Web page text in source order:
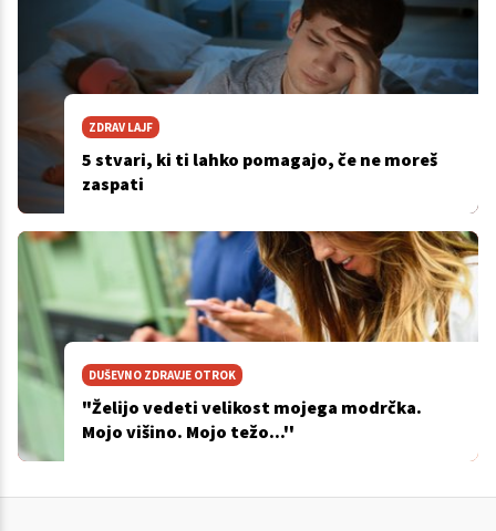
ZDRAV LAJF
5 stvari, ki ti lahko pomagajo, če ne moreš
zaspati
DUŠEVNO ZDRAVJE OTROK
"Želijo vedeti velikost mojega modrčka.
Mojo višino. Mojo težo...''